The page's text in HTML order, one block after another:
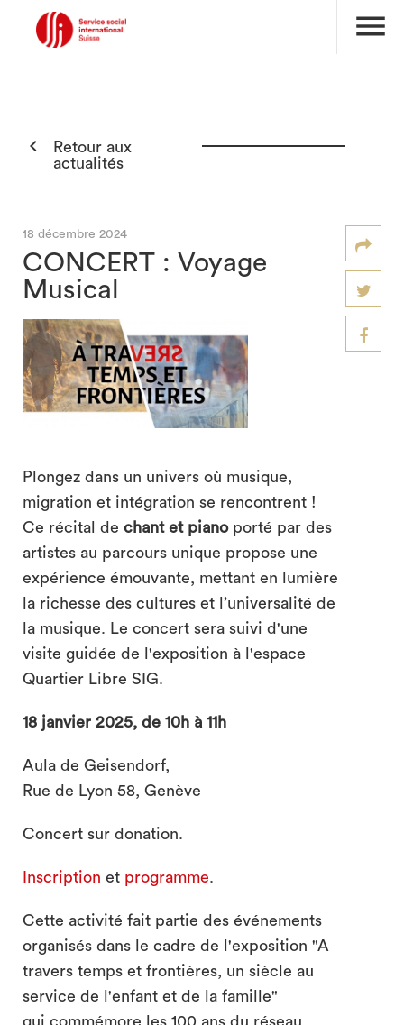
menu
search

Retour aux
actualités
18 décembre 2024
CONCERT : Voyage
Musical
Plongez dans un univers où musique,
migration et intégration se rencontrent !
Ce récital de chant et pianoporté par des
artistes au parcours unique propose une
expérience émouvante, mettant en lumière
la richesse des cultures et l’universalité de
la musique. Le concert sera suivi d'une
visite guidée de l'exposition à l'espace
Quartier Libre SIG.
18 janvier 2025, de 10h à 11h
Aula de Geisendorf,
Rue de Lyon 58, Genève
Concert sur donation.
Inscription et programme.
Cette activité fait partie des événements
organisés dans le cadre de l'exposition "A
travers temps et frontières, un siècle au
service de l'enfant et de la famille"
qui commémore les 100 ans du réseau